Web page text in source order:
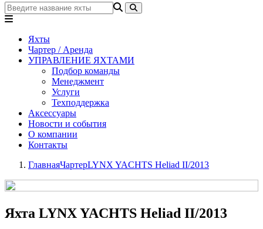
Яхты
Чартер / Аренда
УПРАВЛЕНИЕ ЯХТАМИ
Подбор команды
Менеджмент
Услуги
Техподдержка
Аксессуары
Новости и события
О компании
Контакты
ГлавнаяЧартерLYNX YACHTS Heliad II/2013
Яхта LYNX YACHTS Heliad II/2013